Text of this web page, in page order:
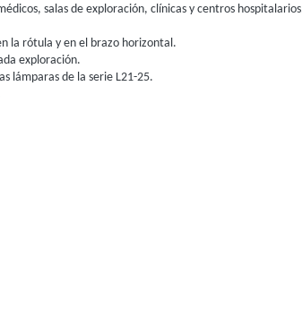
salas de exploración, clínicas y centros
la rótula y en el brazo horizontal.
exploración.
lámparas de la serie L21-25.